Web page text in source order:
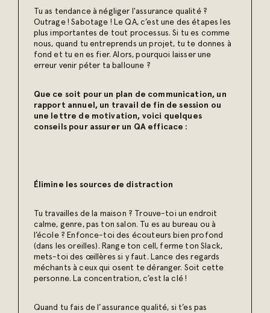
Tu as tendance à négliger l'assurance qualité ?
Outrage ! Sabotage ! Le QA, c’est une des étapes les
plus importantes de tout processus. Si tu es comme
nous, quand tu entreprends un projet, tu te donnes à
fond et tu en es fier. Alors, pourquoi laisser une
erreur venir péter ta balloune ?
Que ce soit pour un plan de communication, un
rapport annuel, un travail de fin de session ou
une lettre de motivation, voici quelques
conseils pour assurer un QA efficace :
Élimine les sources de distraction
Tu travailles de la maison ? Trouve-toi un endroit
calme, genre, pas ton salon. Tu es au bureau ou à
l’école ? Enfonce-toi des écouteurs bien profond
(dans les oreilles). Range ton cell, ferme ton Slack,
mets-toi des œillères si y faut. Lance des regards
méchants à ceux qui osent te déranger. Soit cette
personne. La concentration, c’est la clé !
Quand tu fais de l’assurance qualité, si t’es pas